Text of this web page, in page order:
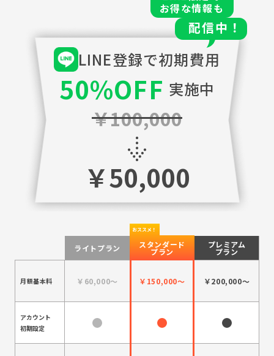
LINE登録で初期費用
50%OFF 実施中
￥100,000
￥50,000
お得な情報も
配信中！
ライトプラン スタンダード
プラン
プレミアム
プラン
月額基本料 ￥60,000～ ￥150,000～ ￥200,000～
アカウント
初期設定